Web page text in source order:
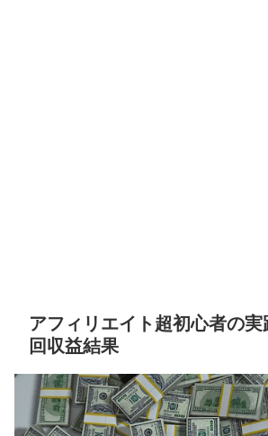
アフィリエイト超初心者の
回収益結果